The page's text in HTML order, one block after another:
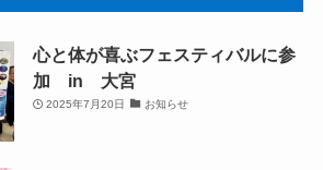
心と体が喜ぶフェスティバルに参
加 in 大宮
2025年7月20日 お知らせ